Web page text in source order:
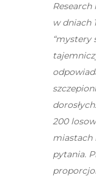
w dniach
“mystery
200
miastach
pytania.